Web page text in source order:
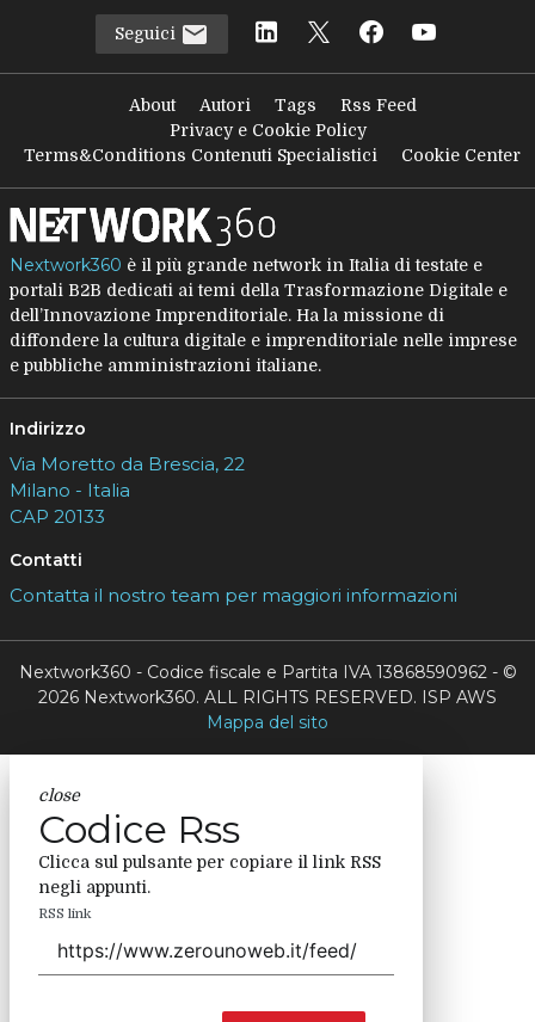
Seguici
About Autori Tags
Rss Feed
Privacy e Cookie Policy
Terms&Conditions Contenuti Specialistici
Cookie Center
Nextwork360 è il più grande network in Italia di testate e
portali B2B dedicati ai temi della Trasformazione Digitale e
dell’Innovazione Imprenditoriale. Ha la missione di
diffondere la cultura digitale e imprenditoriale nelle imprese
e pubbliche amministrazioni italiane.
Indirizzo
Via Moretto da Brescia, 22
Milano - Italia
CAP 20133
Contatti
Contatta il nostro team per maggiori informazioni
Nextwork360 - Codice fiscale e Partita IVA 13868590962 - ©
2026 Nextwork360. ALL RIGHTS RESERVED. ISP AWS
Mappa del sito
close
Codice Rss
Clicca sul pulsante per copiare il link RSS
negli appunti.
RSS link